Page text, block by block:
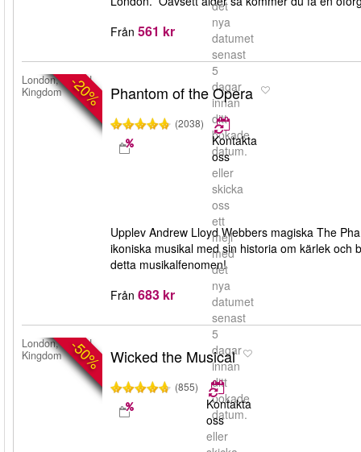
det
nya
datumet
senast
5
dagar
innan
ditt
bokade
datum.
Från 561 kr
-20%
London, United
Kingdom
Phantom of the Opera
(2038)
Kontakta
oss
eller
skicka
oss
ett
mejl
med
det
nya
datumet
senast
5
dagar
innan
ditt
bokade
datum.
Upplev Andrew Lloyd Webbers magiska The
ikoniska musikal med sin historia om kärlek och
detta musikalfenomen!
Från 683 kr
-50%
London, United
Kingdom
Wicked the Musical
(855)
Kontakta
oss
eller